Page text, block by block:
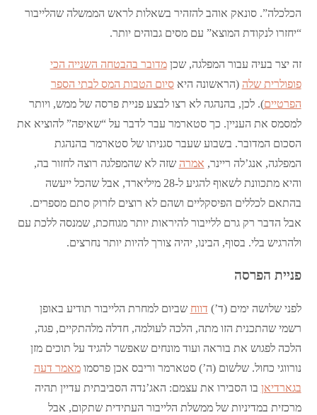
הכלכלה”. סונאק אוהב להזהיר בשאלות לראש הממשלה שהלייבור
“יחזרו לנקודת המוצא” עם מסים גבוהים יותר.
זה יצר בעיה עבור המפלגה, שכןמדובר בהבטחה השנייה הכי
פופולרית שלה (הראשונה היאסיום הטבות המס לבתי הספר
הפרטיים). לכן, בהנהגה לא רצו לבצע פניית פרסה של ממש, ויותר
למסמס את העניין. כך סטארמר עבר לדבר על “שאיפה” להוציא את
הסכום המדובר. בשבוע שעבר סגניתו של סטארמר בהנהגת
המפלגה, אנג’לה ריינר, אמרה שזה לא שהמפלגה רוצה לחזור בה,
והיא מתכוונת לשאוף להגיע ל-28 מיליארד, אבל שהכל ייעשה
בהתאם לכללים הפיסקליים ושהם לא רוצים לזרוק סתם מספרים.
אבל הדבר רק גרם ללייבור להיראות יותר מגוחכת, שמנסה ללכת עם
ולהרגיש בלי. בסוף, הבינו, יהיה צורך להיות יותר נחרצים.
פניית הפרסה
לפני שלושה ימים (ד’) דווח שביום למחרת הלייבור תודיע באופן
רשמי שהתכנית הזו מתה, הלכה לעולמה, חדלה מלהתקיים, פגה,
הלכה לפגוש את בוראה ועוד מונחים שאפשר להגיד על תוכים מזן
נורווגי כחול. שלשום (ה’) סטארמר וריבס אכן פרסמומאמר דעה
בגארדיאן בו הסבירו את עצמם: האג’נדה הסביבתית עדיין תהיה
מרכזית במדיניות של ממשלת הלייבור העתידית שתקום, אבל